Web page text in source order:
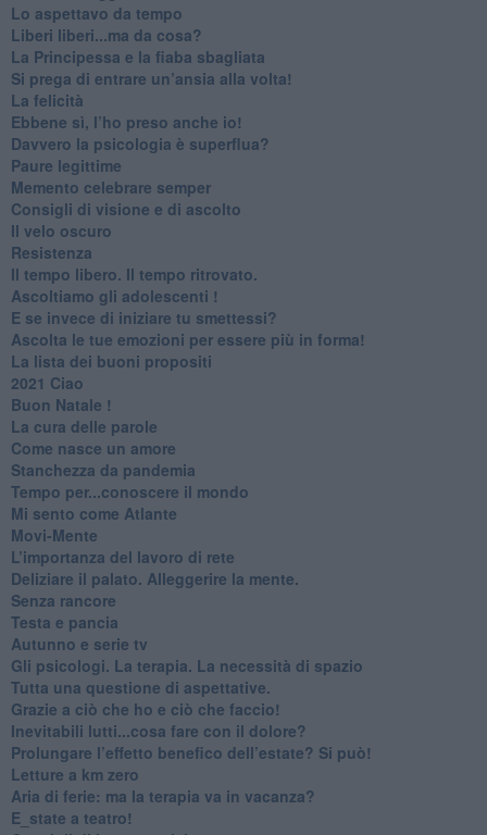
​Lo aspettavo da tempo
​Liberi liberi...ma da cosa?
​La Principessa e la fiaba sbagliata
Si prega di entrare un’ansia alla volta!
​La felicità
​Ebbene sì, l’ho preso anche io!
​Davvero la psicologia è superflua?
Paure legittime
​Memento celebrare semper
​Consigli di visione e di ascolto
​Il velo oscuro
Resistenza
​Il tempo libero. Il tempo ritrovato.
Ascoltiamo gli adolescenti !
​E se invece di iniziare tu smettessi?
​Ascolta le tue emozioni per essere più in forma!
​La lista dei buoni propositi
2021 Ciao
Buon Natale !
​La cura delle parole
​Come nasce un amore
Stanchezza da pandemia
​Tempo per...conoscere il mondo
​Mi sento come Atlante
​Movi-Mente
​L’importanza del lavoro di rete
​Deliziare il palato. Alleggerire la mente.
​Senza rancore
​Testa e pancia
​Autunno e serie tv
​Gli psicologi. La terapia. La necessità di spazio
​Tutta una questione di aspettative.
​Grazie a ciò che ho e ciò che faccio!
​Inevitabili lutti...cosa fare con il dolore?
Prolungare l’effetto benefico dell’estate? Si può!
​Letture a km zero
​Aria di ferie: ma la terapia va in vacanza?
​E_state a teatro!